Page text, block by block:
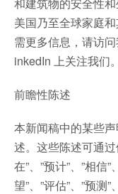
美国乃至全球家庭
需更多信息，请访
inkedIn 上关注我们。
前瞻性陈述
本新闻稿中的某些
述。这些陈述可通
在”、”预计”、”相信”
望”、”评估”、”预测”